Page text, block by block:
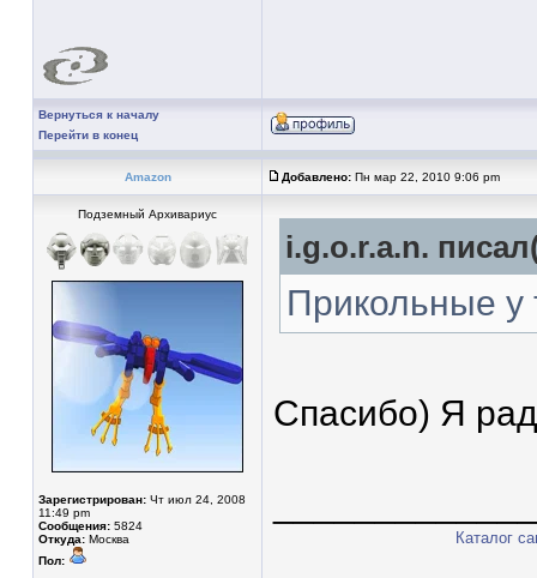
Вернуться к началу
Перейти в конец
Amazon Добавлено: Пн мар 22, 2010 9:06 pm
Подземный Архивариус
Зарегистрирован: Чт июл 24, 2008
11:49 pm
Сообщения: 5824
Откуда: Москва
Пол:
i.g.o.r.a.n.
Прикольные у
Спасибо) Я
Каталог